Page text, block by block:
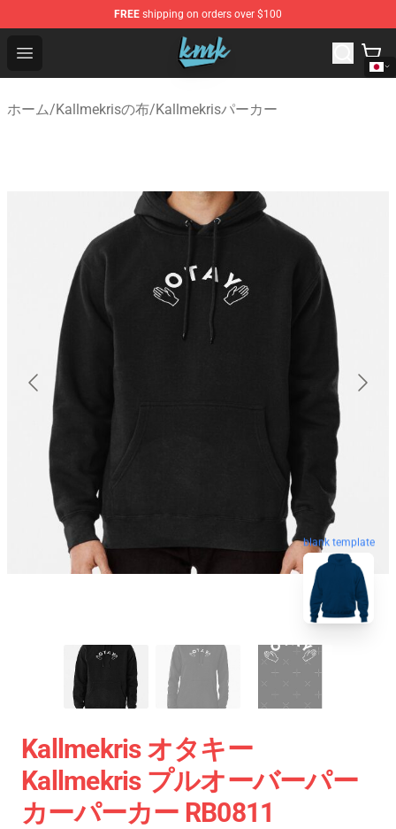
FREE shipping on orders over $100
Open menu
KallMeKris Store - Official KallMeKris Merchandise Shop
ホーム/Kallmekrisの布/Kallmekrisパーカー
blank template
Kallmekris オタキー
Kallmekris プルオーバーパー
カーパーカー RB0811